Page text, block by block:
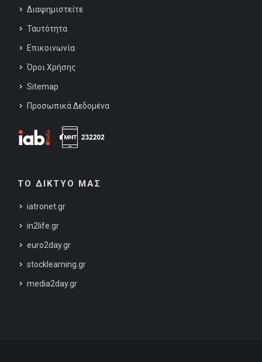
Διαφημιστείτε
Ταυτότητα
Επικοινωνία
Όροι Χρήσης
Sitemap
Προσωπικά Δεδομένα
ΤΟ ΔΙΚΤΥΟ ΜΑΣ
iatronet.gr
in2life.gr
euro2day.gr
stocklearning.gr
media2day.gr